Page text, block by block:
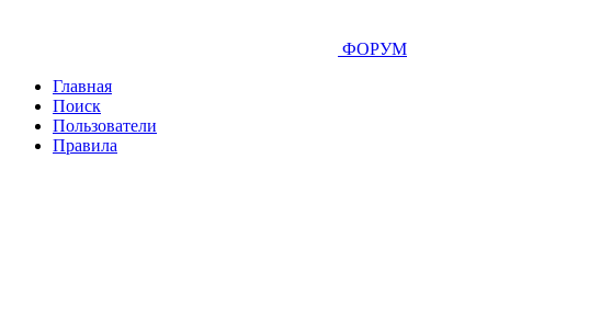
ФОРУМ
Главная
Поиск
Пользователи
Правила